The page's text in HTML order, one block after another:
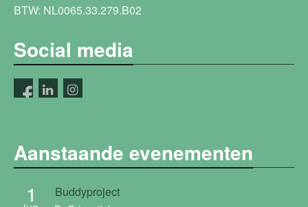
BTW: NL0065.33.279.B02
Social media
Aanstaande evenementen
1 Buddyproject